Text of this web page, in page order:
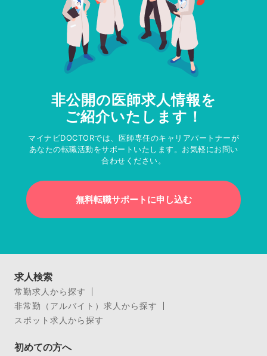
非公開の医師求人情報を
ご紹介いたします！
マイナビDOCTORでは、医師専任のキャリアパートナーが
あなたの転職活動をサポートいたします。お気軽にお問い
合わせください。
無料転職サポートに申し込む
求人検索
常勤求人から探す
非常勤（アルバイト）求人から探す
スポット求人から探す
初めての方へ